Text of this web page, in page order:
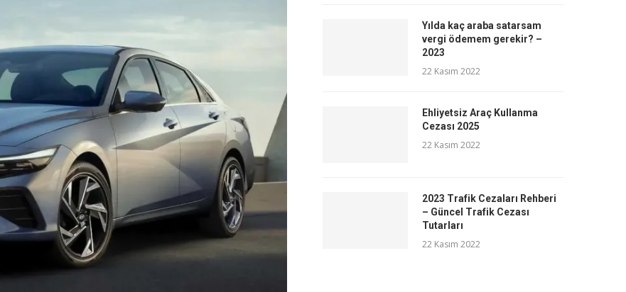
Yılda kaç araba satarsam
vergi ödemem gerekir? –
2023
22 Kasım 2022
Ehliyetsiz Araç Kullanma
Cezası 2025
22 Kasım 2022
2023 Trafik Cezaları Rehberi
– Güncel Trafik Cezası
Tutarları
22 Kasım 2022